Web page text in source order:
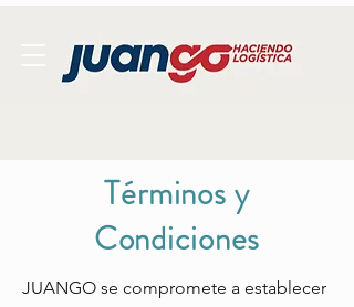
Términos y
Condiciones
JUANGO se compromete a establecer